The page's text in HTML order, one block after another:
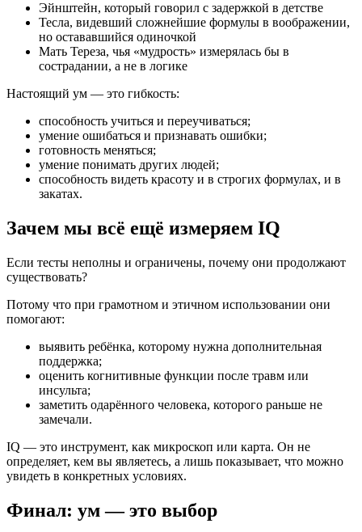
Эйнштейн, который говорил с задержкой в детстве
Тесла, видевший сложнейшие формулы в воображении,
но остававшийся одиночкой
Мать Тереза, чья «мудрость» измерялась бы в
сострадании, а не в логике
Настоящий ум — это гибкость:
способность учиться и переучиваться;
умение ошибаться и признавать ошибки;
готовность меняться;
умение понимать других людей;
способность видеть красоту и в строгих формулах, и в
закатах.
Зачем мы всё ещё измеряем IQ
Если тесты неполны и ограничены, почему они продолжают
существовать?
Потому что при грамотном и этичном использовании они
помогают:
выявить ребёнка, которому нужна дополнительная
поддержка;
оценить когнитивные функции после травм или
инсульта;
заметить одарённого человека, которого раньше не
замечали.
IQ — это инструмент, как микроскоп или карта. Он не
определяет, кем вы являетесь, а лишь показывает, что можно
увидеть в конкретных условиях.
Финал: ум — это выбор